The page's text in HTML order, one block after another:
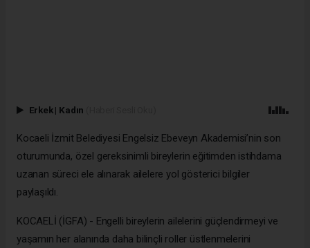
Erkek | Kadın
Kocaeli İzmit Belediyesi Engelsiz Ebeveyn Akademisi’nin son
oturumunda, özel gereksinimli bireylerin eğitimden istihdama
uzanan süreci ele alınarak ailelere yol gösterici bilgiler
paylaşıldı.
KOCAELİ (İGFA) - Engelli bireylerin ailelerini güçlendirmeyi ve
yaşamın her alanında daha bilinçli roller üstlenmelerini